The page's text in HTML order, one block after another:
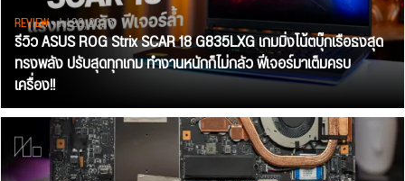
REVIEW• Jul 28, 2026
รีวิว ASUS ROG Strix SCAR 18 G835LXG เกมมิ่งโน้ตบุ๊กเรือธงสุด
ทรงพลัง ปรับสุดทุกเกม ทำงานหนักก็ไม่กลัว ฟีเจอร์มาเต็มครบ
เครื่อง!!